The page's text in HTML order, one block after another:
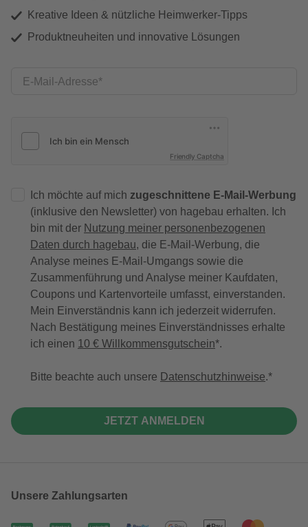
Kreative Ideen & nützliche Heimwerker-Tipps
Produktneuheiten und innovative Lösungen
E-Mail-Adresse
Friendly Captcha
Ich möchte auf mich zugeschnittene E-Mail-Werbung
(inklusive den Newsletter) von hagebau erhalten. Ich
bin mit der Nutzung meiner personenbezogenen
Daten durch hagebau, die E-Mail-Werbung, die
Analyse meines E-Mail-Umgangs sowie die
Zusammenführung und Analyse meiner Kaufdaten,
Coupons und Kartenvorteile umfasst, einverstanden.
Mein Einverständnis kann ich jederzeit widerrufen.
Nach Bestätigung meines Einverständnisses erhalte
ich einen 10 € Willkommensgutschein*.
Bitte beachte auch unsere Datenschutzhinweise.
JETZT ANMELDEN
Unsere Zahlungsarten